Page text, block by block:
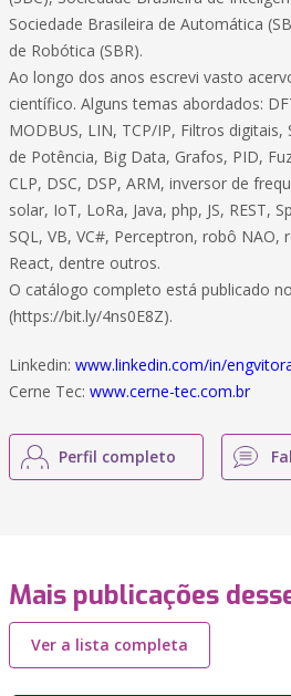
Sociedade Brasileira de Automática
de Robótica (SBR).
Ao longo dos anos escrevi vasto
científico. Alguns temas abordados:
MODBUS, LIN, TCP/IP, Filtros digitais,
de Potência, Big Data, Grafos, PID,
CLP, DSC, DSP, ARM, inversor de
solar, IoT, LoRa, Java, php, JS, REST,
SQL, VB, VC#, Perceptron, robô NAO,
React, dentre outros.
O catálogo completo está publicado
(https://bit.ly/4ns0E8Z).
Linkedin: www.linkedin.com/in/
Cerne Tec: www.cerne-tec.com.br
Perfil completo
Mais publicações
Ver a lista completa